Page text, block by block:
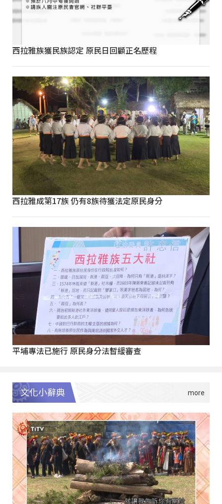
西拉雅族獲民族認定 原民日回顧正名歷程
西拉雅成第17族 仍有8族待獲法定原民身分
平埔專法已施行 原民身分法暫緩審查
文化小辭典